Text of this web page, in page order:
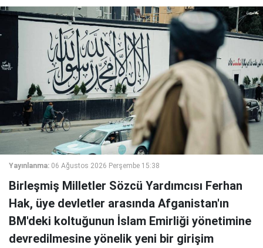
Yayınlanma: 06 Ağustos 2026 Perşembe 15:38
Birleşmiş Milletler Sözcü Yardımcısı Ferhan
Hak, üye devletler arasında Afganistan'ın
BM'deki koltuğunun İslam Emirliği yönetimine
devredilmesine yönelik yeni bir girişim